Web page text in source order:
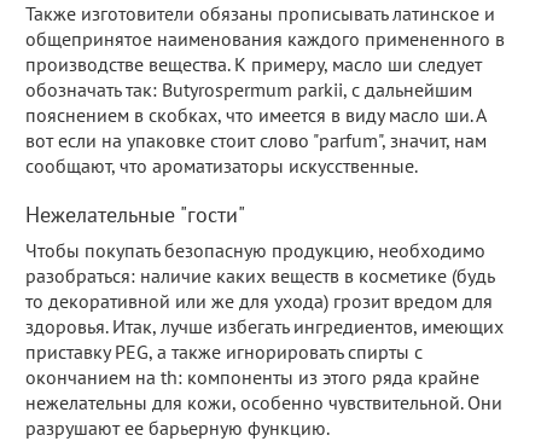
Также изготовители обязаны прописывать латинское и
общепринятое наименования каждого примененного в
производстве вещества. К примеру, масло ши следует
обозначать так: Butyrospermum parkii, с дальнейшим
пояснением в скобках, что имеется в виду масло ши. А
вот если на упаковке стоит слово "parfum", значит, нам
сообщают, что ароматизаторы искусственные.
Нежелательные "гости"
Чтобы покупать безопасную продукцию, необходимо
разобраться: наличие каких веществ в косметике (будь
то декоративной или же для ухода) грозит вредом для
здоровья. Итак, лучше избегать ингредиентов, имеющих
приставку PEG, а также игнорировать спирты с
окончанием на th: компоненты из этого ряда крайне
нежелательны для кожи, особенно чувствительной. Они
разрушают ее барьерную функцию.